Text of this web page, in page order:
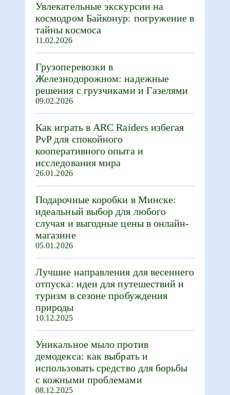
Увлекательные экскурсии на
космодром Байконур: погружение в
тайны космоса
11.02.2026
Грузоперевозки в
Железнодорожном: надежные
решения с грузчиками и Газелями
09.02.2026
Как играть в ARC Raiders избегая
PvP для спокойного
кооперативного опыта и
исследования мира
26.01.2026
Подарочные коробки в Минске:
идеальный выбор для любого
случая и выгодные цены в онлайн-
магазине
05.01.2026
Лучшие направления для весеннего
отпуска: идеи для путешествий и
туризм в сезоне пробуждения
природы
10.12.2025
Уникальное мыло против
демодекса: как выбрать и
использовать средство для борьбы
с кожными проблемами
08.12.2025